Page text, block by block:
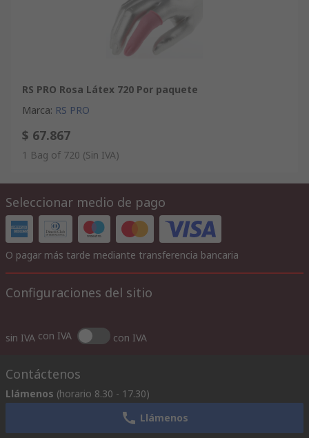
RS PRO Rosa Látex 720 Por paquete
Marca: RS PRO
$ 67.867
1 Bag of 720 (Sin IVA)
Seleccionar medio de pago
O pagar más tarde mediante transferencia bancaria
Configuraciones del sitio
sin IVA con IVA con IVA
Contáctenos
Llámenos (horario 8.30 - 17.30)
Llámenos